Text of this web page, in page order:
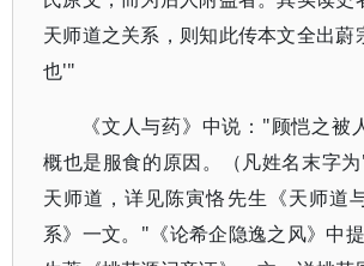
天师道之关系，则知此传本文全出蔚
也'"
《文人与药》中说："顾恺之被
概也是服食的原因。（凡姓名末字
天师道，详见陈寅恪先生《天师道
系》一文。"《论希企隐逸之风》中